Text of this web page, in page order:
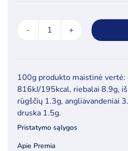
produkto
Argentininės
lydekos
filė
be
odos
"Viking"
100g produkto maistinė
816kJ/195kcal, riebalai 8.9g,
rūgščių 1.3g, angliavandeniai
druska 1.5g.
Pristatymo sąlygos
Apie Premia